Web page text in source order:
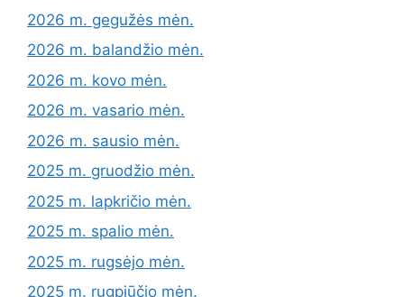
2026 m. gegužės mėn.
2026 m. balandžio mėn.
2026 m. kovo mėn.
2026 m. vasario mėn.
2026 m. sausio mėn.
2025 m. gruodžio mėn.
2025 m. lapkričio mėn.
2025 m. spalio mėn.
2025 m. rugsėjo mėn.
2025 m. rugpjūčio mėn.